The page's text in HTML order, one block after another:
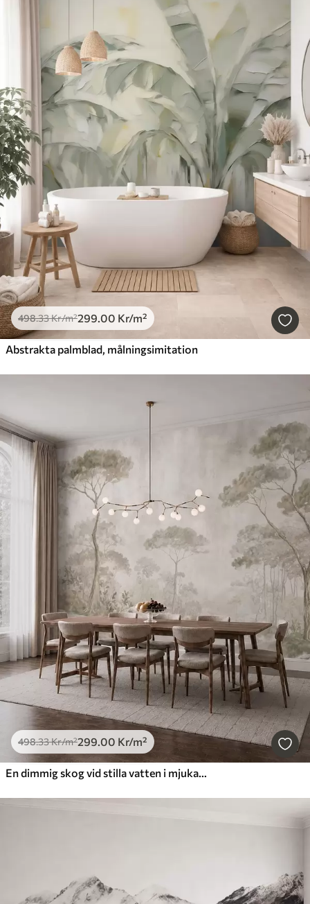
498.33Kr/m²299.00 Kr/m²
Abstrakta palmblad, målningsimitation
498.33Kr/m²299.00 Kr/m²
En dimmig skog vid stilla vatten i mjuka, naturliga pastellfärger